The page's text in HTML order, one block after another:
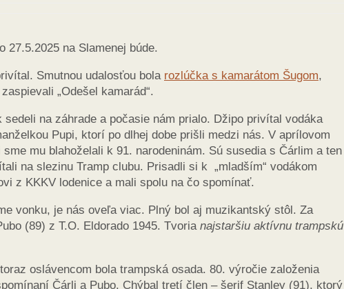
27.5.2025 na Slamenej búde.
Smutnou udalosťou bola rozlúčka s kamarátom Šugom,
„Odešel kamarád“.
na záhrade a počasie nám prialo. Džipo privítal vodáka
Pupi, ktorí po dlhej dobe prišli medzi nás. V aprílovom
mu blahoželali k 91. narodeninám. Sú susedia s Čárlim a ten
na slezinu Tramp clubu. Prisadli si k „mladším“ vodákom
z KKKV lodenice a mali spolu na čo spomínať.
vonku, je nás oveľa viac. Plný bol aj muzikantský stôl. Za
(89) z T.O. Eldorado 1945. Tvoria najstaršiu aktívnu trampskú
oslávencom bola trampská osada. 80. výročie založenia
Čárli a Pubo. Chýbal tretí člen – šerif Stanley (91), ktorý